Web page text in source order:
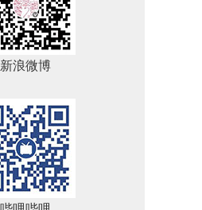
新浪微博